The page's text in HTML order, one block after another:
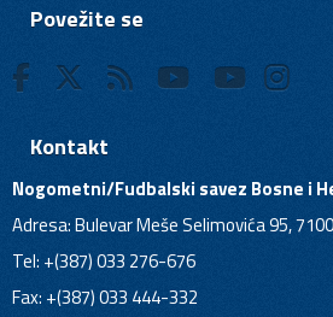
Povežite se
Kontakt
Nogometni/Fudbalski savez Bosne i
Adresa: Bulevar Meše Selimovića 95,
Tel: +(387) 033 276-676
Fax: +(387) 033 444-332